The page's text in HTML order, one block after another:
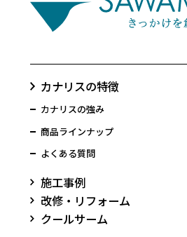
カナリスの特徴
カナリスの強み
商品ラインナップ
よくある質問
施工事例
改修・リフォーム
クールサーム